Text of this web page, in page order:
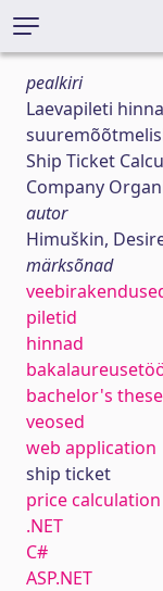
pealkiri
Laevapileti
Ship Ticket
Company
autor
Himuškin,
märksõnad
piletid
hinnad
bachelor's
veosed
web application
ship ticket
price calculation
.NET
C#
ASP.NET